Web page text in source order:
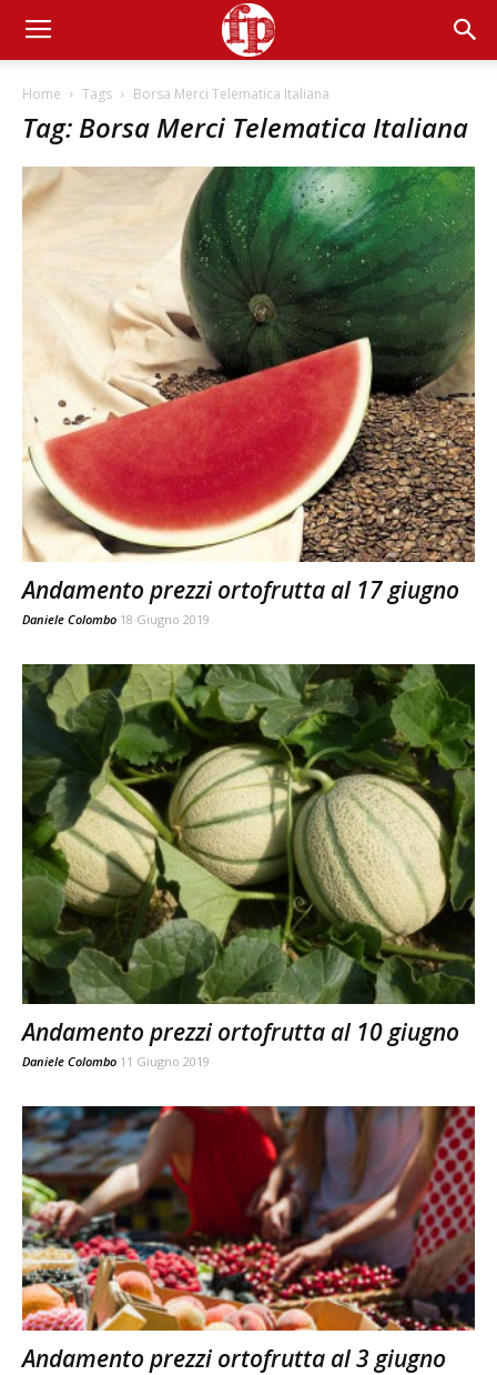
Home Tags Borsa Merci Telematica Italiana
Tag: Borsa Merci Telematica Italiana
Andamento prezzi ortofrutta al 17 giugno
Daniele Colombo 18 Giugno 2019
Andamento prezzi ortofrutta al 10 giugno
Daniele Colombo 11 Giugno 2019
Andamento prezzi ortofrutta al 3 giugno